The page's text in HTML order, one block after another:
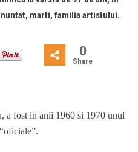
marti, familia artistului.
0
Share
a fost in anii 1960 si 1970 unul